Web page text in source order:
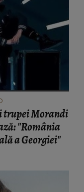
trupei Morandi
"România
a Georgiei"